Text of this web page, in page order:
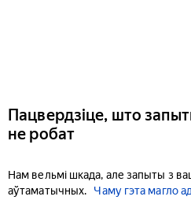
Пацвердзіце, што
не робат
Нам вельмі шкада, але запыты з
аўтаматычных.
Чаму гэта магло